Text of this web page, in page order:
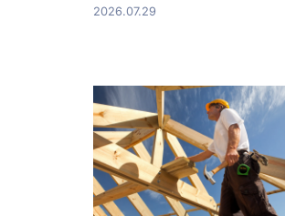
2026.07.29